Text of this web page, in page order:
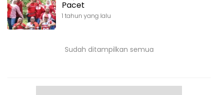
Pacet
1 tahun yang lalu
Sudah ditampilkan semua